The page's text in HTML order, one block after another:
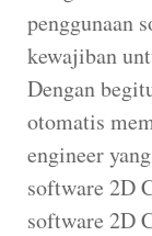
penggunaan
kewajiban
Dengan
otomatis
engineer
software 2D
software 2D